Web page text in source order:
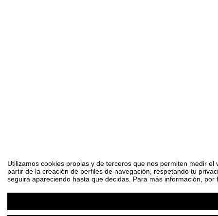
Utilizamos cookies propias y de terceros que nos permiten medir
partir de la creación de perfiles de navegación, respetando tu
seguirá apareciendo hasta que decidas. Para más información,